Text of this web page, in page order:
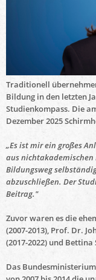
Traditionell
Bildung in den letzten
Studienkompass. Die
Dezember 2025
„Es ist mir ein großes
aus
Bildungsweg
abzuschließen. Der
Beitrag."
Zuvor waren es die
(2007-2013), Prof. Dr.
(2017-2022) und Bettina
Das